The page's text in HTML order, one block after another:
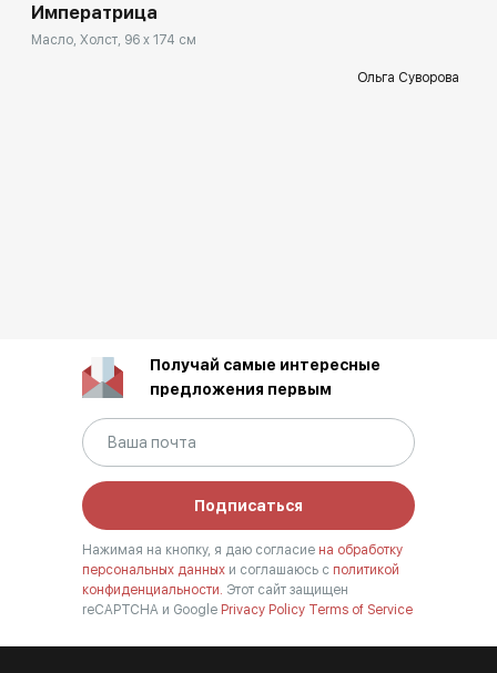
Императрица
Масло, Холст, 96 x 174 см
Ольга Суворова
Получай самые интересные
предложения первым
Подписаться
Нажимая на кнопку, я даю согласие на обработку
персональных данных и соглашаюсь с политикой
конфиденциальности. Этот сайт защищен
reCAPTCHA и Google Privacy Policy Terms of Service